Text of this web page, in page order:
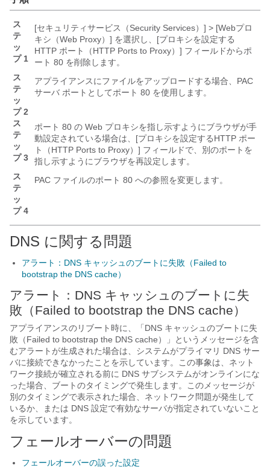
ス
テ
ッ
プ 1
[セキュリティサービス（Security Services）] > [Webプロ
キシ（Web Proxy）] を選択し、[プロキシを設定する
HTTP ポート（HTTP Ports to Proxy）] フィールドからポ
ート 80 を削除します。
ス
テ
ッ
プ 2
アプライアンスにファイルをアップロードする場合、PAC
サーバ ポートとしてポート 80 を使用します。
ス
テ
ッ
プ 3
ポート 80 の Web プロキシを指し示すようにブラウザが手
動設定されている場合は、[プロキシを設定するHTTP ポー
ト（HTTP Ports to Proxy）] フィールドで、別のポートを
指し示すようにブラウザを再設定します。
ス
テ
ッ
プ 4
PAC ファイルのポート 80 への参照を変更します。
DNS に関する問題
アラート：DNS キャッシュのブートに失敗（Failed to
bootstrap the DNS cache）
アラート：DNS キャッシュのブートに失
敗（Failed to bootstrap the DNS cache）
アプライアンスのリブート時に、「DNS キャッシュのブートに失
敗（Failed to bootstrap the DNS cache）」というメッセージを含
むアラートが生成された場合は、システムがプライマリ DNS サー
バに接続できなかったことを示しています。この事象は、ネット
ワーク接続が確立される前に DNS サブシステムがオンラインにな
った場合、ブートのタイミングで発生します。このメッセージが
別のタイミングで表示された場合、ネットワーク問題が発生して
いるか、または DNS 設定で有効なサーバが指定されていないこと
を示しています。
フェールオーバーの問題
フェールオーバーの誤った設定